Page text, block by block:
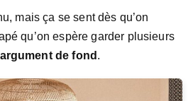
mais ça se sent dès qu’on
qu’on espère garder plusieurs
de fond .